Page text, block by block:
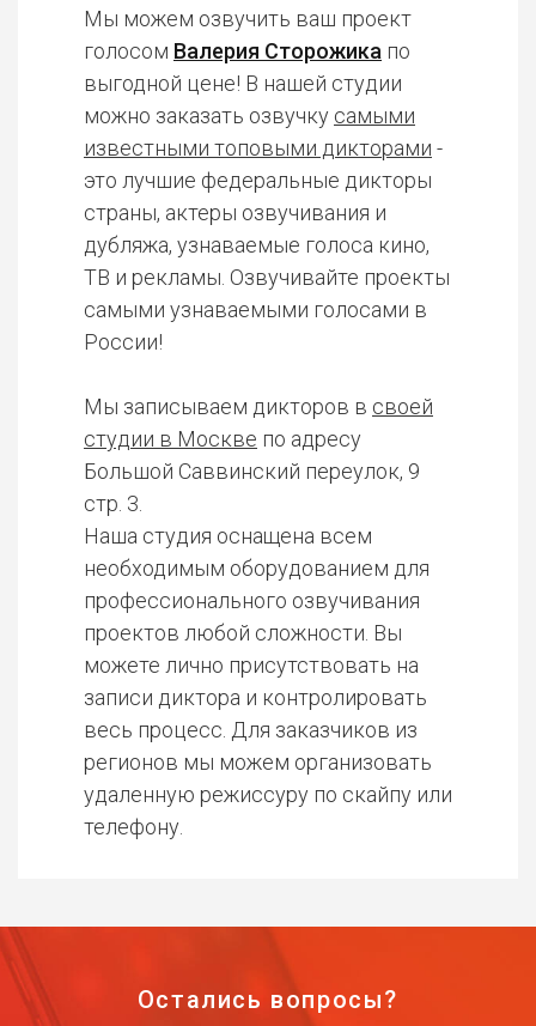
Мы можем озвучить ваш проект
голосом Валерия Сторожика по
выгодной цене! В нашей студии
можно заказать озвучку самыми
известными топовыми дикторами -
это лучшие федеральные дикторы
страны, актеры озвучивания и
дубляжа, узнаваемые голоса кино,
ТВ и рекламы. Озвучивайте проекты
самыми узнаваемыми голосами в
России!
Мы записываем дикторов в своей
студии в Москве по адресу
Большой Саввинский переулок, 9
стр. 3.
Наша студия оснащена всем
необходимым оборудованием для
профессионального озвучивания
проектов любой сложности. Вы
можете лично присутствовать на
записи диктора и контролировать
весь процесс. Для заказчиков из
регионов мы можем организовать
удаленную режиссуру по скайпу или
телефону.
Остались вопросы?